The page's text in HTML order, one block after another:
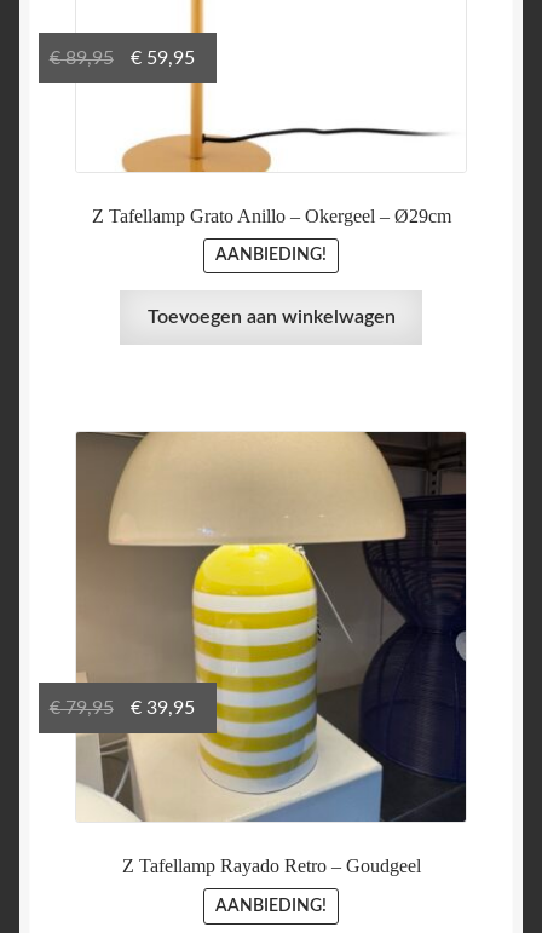
Z Tafellamp Grato Anillo – Okergeel – Ø29cm
AANBIEDING!
€89,95
Oorspronkelijke
prijs
€ 89,95.
€59,95Huidige
prijs
€ 59,95.
Toevoegen aan winkelwagen
Z Tafellamp Rayado Retro – Goudgeel
AANBIEDING!
€79,95
Oorspronkelijke
prijs
was:
€ 79,95.
€39,95Huidige
prijs
is:
€ 39,95.